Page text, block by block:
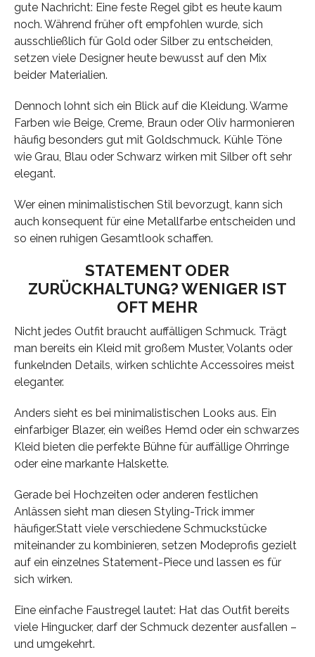
gute Nachricht: Eine feste Regel gibt es heute kaum
noch. Während früher oft empfohlen wurde, sich
ausschließlich für Gold oder Silber zu entscheiden,
setzen viele Designer heute bewusst auf den Mix
beider Materialien.
Dennoch lohnt sich ein Blick auf die Kleidung. Warme
Farben wie Beige, Creme, Braun oder Oliv harmonieren
häufig besonders gut mit Goldschmuck. Kühle Töne
wie Grau, Blau oder Schwarz wirken mit Silber oft sehr
elegant.
Wer einen minimalistischen Stil bevorzugt, kann sich
auch konsequent für eine Metallfarbe entscheiden und
so einen ruhigen Gesamtlook schaffen.
STATEMENT ODER
ZURÜCKHALTUNG? WENIGER IST
OFT MEHR
Nicht jedes Outfit braucht auffälligen Schmuck. Trägt
man bereits ein Kleid mit großem Muster, Volants oder
funkelnden Details, wirken schlichte Accessoires meist
eleganter.
Anders sieht es bei minimalistischen Looks aus. Ein
einfarbiger Blazer, ein weißes Hemd oder ein schwarzes
Kleid bieten die perfekte Bühne für auffällige Ohrringe
oder eine markante Halskette.
Gerade bei Hochzeiten oder anderen festlichen
Anlässen sieht man diesen Styling-Trick immer
häufiger.Statt viele verschiedene Schmuckstücke
miteinander zu kombinieren, setzen Modeprofis gezielt
auf ein einzelnes Statement-Piece und lassen es für
sich wirken.
Eine einfache Faustregel lautet: Hat das Outfit bereits
viele Hingucker, darf der Schmuck dezenter ausfallen –
und umgekehrt.